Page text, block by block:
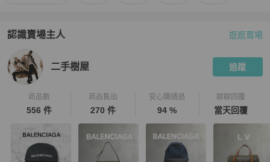
認識賣場主人
PopChill 拍拍圈嚴選賣家
逛逛賣場
二手樹屋 追蹤
商品數
556 件
商品售出
270 件
安心購通過
94 %
聊聊回覆
當天回覆